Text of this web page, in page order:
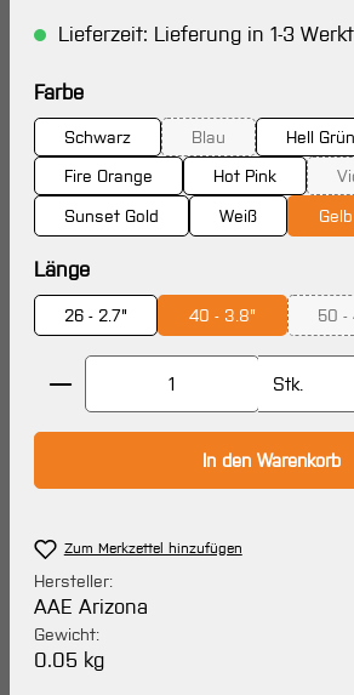
Lieferzeit: Lieferung in 1-3
Farbeauswählen
Schwarz Blau
(Diese Option ist
Hell Grün
Fire Orange
Hot Pink
Sunset Gold
Weiß Gelb
Längeauswählen
26 - 2.7" 40 - 3.8" 50 -
Produkt Anzahl: Gib denStk.
In den Warenkorb
Zum Merkzettel hinzufügen
Hersteller:
AAE Arizona
Gewicht:
0.05 kg